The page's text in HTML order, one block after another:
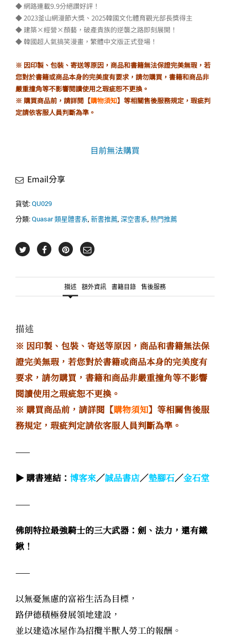
◆ 網路連載9.9分絕讚好評！
◆ 2023釜山網漫節大獎、2025韓國文化體育觀光部長獎得主
◆ 建築×經營×顏藝，破產貴族的逆襲之路即刻展開！
◆ 韓國超人氣搞笑漫畫，繁體中文版正式登場！
※ 因印製、包裝、寄送等原因，商品和書籍無法保證完美無瑕，若
您對於書籍或商品本身的完美度有要求，請勿購買，書籍和商品非
嚴重撞角等不影響閱讀使用之瑕疵恕不更換。
※ 購買商品前，請詳閱【購物須知】等相關售後服務規定，瑕疵判
定請依客服人員判斷為準。
目前無法購買
Email分享
貨號:QU029
分類:Quasar 類星體書系, 新書推薦, 深空書系, 熱門推薦
描述 額外資訊 書籍目錄 售後服務
描述
※ 因印製、包裝、寄送等原因，商品和書籍無法保
證完美無瑕，若您對於書籍或商品本身的完美度有
要求，請勿購買，書籍和商品非嚴重撞角等不影響
閱讀使用之瑕疵恕不更換。
※ 購買商品前，請詳閱【購物須知】等相關售後服
務規定，瑕疵判定請依客服人員判斷為準。
——
▶ 購書連結： 博客來／誠品書店／墊腳石／金石堂
——
佛朗特拉最強騎士的三大武器：劍、法力，還有鐵
鍬！
——
以無憂無慮的富裕生活為目標，
路伊德積極發展領地建設，
並以建造冰屋作為招攬半獸人勞工的報酬。